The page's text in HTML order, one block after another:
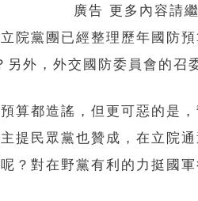
廣告 更多內容請
院黨團已經整理歷年國防
外，外交國防委員會的召
算都造謠，但更可惡的是
提民眾黨也贊成，在立院
？對在野黨有利的力挺國